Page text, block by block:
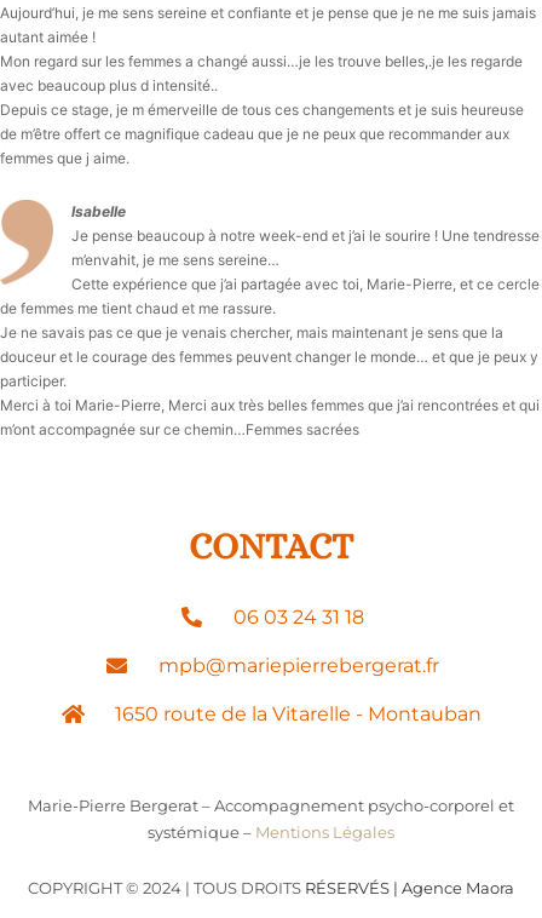
Aujourd’hui, je me sens sereine et confiante et je pense que je ne me suis jamais
autant aimée !
Mon regard sur les femmes a changé aussi…je les trouve belles,.je les regarde
avec beaucoup plus d intensité..
Depuis ce stage, je m émerveille de tous ces changements et je suis heureuse
de m’être offert ce magnifique cadeau que je ne peux que recommander aux
femmes que j aime.
Isabelle
Je pense beaucoup à notre week-end et j’ai le sourire ! Une tendresse
m’envahit, je me sens sereine…
Cette expérience que j’ai partagée avec toi, Marie-Pierre, et ce cercle
de femmes me tient chaud et me rassure.
Je ne savais pas ce que je venais chercher, mais maintenant je sens que la
douceur et le courage des femmes peuvent changer le monde… et que je peux y
participer.
Merci à toi Marie-Pierre, Merci aux très belles femmes que j’ai rencontrées et qui
m’ont accompagnée sur ce chemin…Femmes sacrées
CONTACT
06 03 24 31 18
mpb@mariepierrebergerat.fr
1650 route de la Vitarelle - Montauban
Marie-Pierre Bergerat – Accompagnement psycho-corporel et
systémique – Mentions Légales
COPYRIGHT © 2024 | TOUS DROITS RÉSERVÉS | Agence Maora